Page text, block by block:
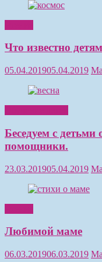
Что известно
05.04.201905.04.2019
Беседуем с
помощники.
23.03.201905.04.2019
Любимой маме
06.03.201906.03.2019